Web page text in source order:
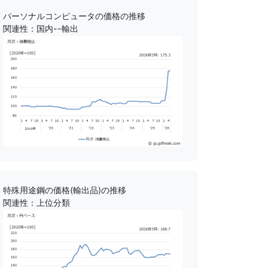
パーソナルコンピュータの価格の推移
関連性：国内--輸出
特殊用途鋼の価格(輸出品)の推移
関連性：上位分類